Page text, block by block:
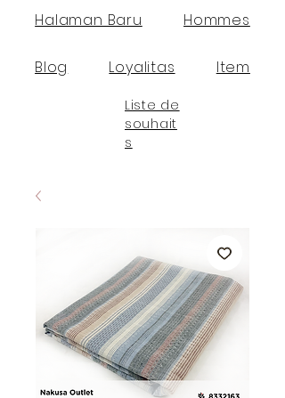
Halaman Baru Hommes
Blog Loyalitas Item
Liste de
souhait
s